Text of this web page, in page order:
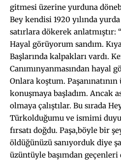
gitmesi üzerine yurduna
Bey kendisi 1920 yılında
satırlara dökerek anlatmıştır:
Hayal görüyorum sandım.
Başlarında kalpakları vardı.
Canımınyanmasından hayal
Onlara koştum.
konuşmaya başladım. Ancak
olmaya çalıştılar. Bu sırada
Türkolduğumu ve ismimi
fırsatı doğdu. Paşa,böyle bir
öldüğünüzü sanıyorduk diye
üzüntüyle başımdan